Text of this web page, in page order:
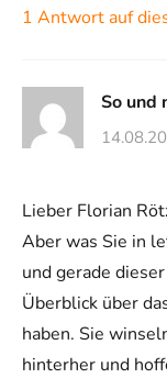
1 Antwort auf
So und
Lieber Florian
Aber was Sie in
und gerade
Überblick über
haben. Sie
hinterher und